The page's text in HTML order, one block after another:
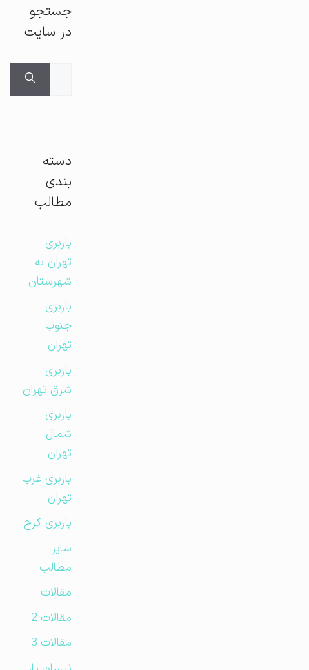
جستجو
در سایت
دسته
بندی
مطالب
باربری
تهران به
شهرستان
باربری
جنوب
تهران
باربری
شرق تهران
باربری
شمال
تهران
باربری غرب
تهران
باربری کرج
مطالب
مقالات
مقالات 2
مقالات 3